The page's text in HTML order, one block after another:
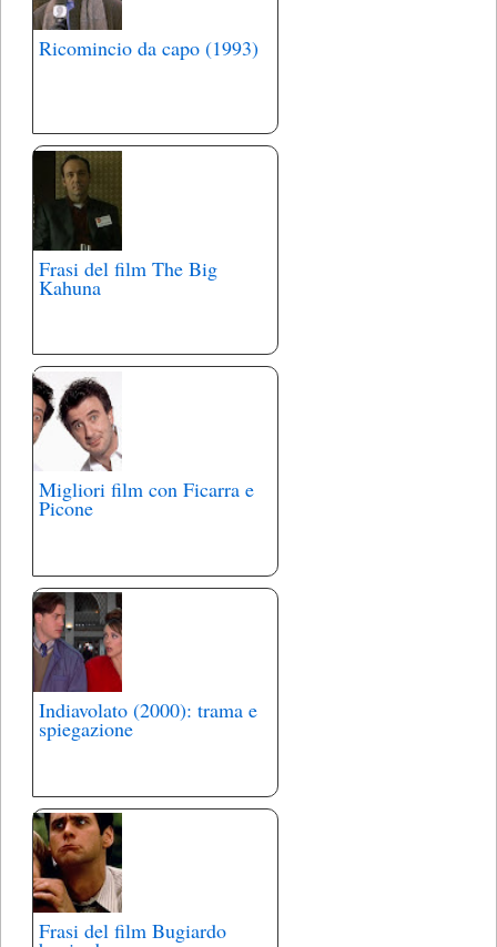
Ricomincio da capo (1993)
Frasi del film The Big
Kahuna
Migliori film con Ficarra e
Picone
Indiavolato (2000): trama e
spiegazione
Frasi del film Bugiardo